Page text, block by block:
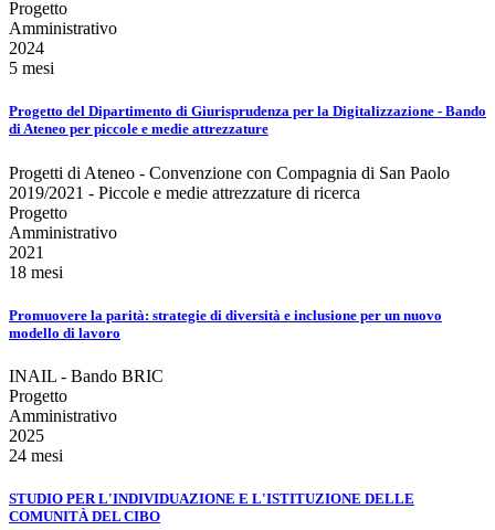
Progetto
Amministrativo
2024
5 mesi
Progetto del Dipartimento di Giurisprudenza per la Digitalizzazione - Bando
di Ateneo per piccole e medie attrezzature
Progetti di Ateneo - Convenzione con Compagnia di San Paolo
2019/2021 - Piccole e medie attrezzature di ricerca
Progetto
Amministrativo
2021
18 mesi
Promuovere la parità: strategie di diversità e inclusione per un nuovo
modello di lavoro
INAIL - Bando BRIC
Progetto
Amministrativo
2025
24 mesi
STUDIO PER L'INDIVIDUAZIONE E L'ISTITUZIONE DELLE
COMUNITÀ DEL CIBO